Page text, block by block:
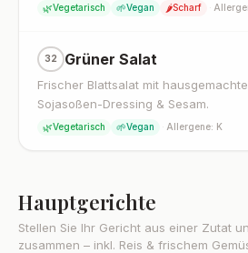
🌿Vegetarisch 🌱Vegan 🌶️Scharf ·
32 Grüner Salat
Frischer Blattsalat mit
Sojasoßen-Dressing & Sesam.
🌿Vegetarisch 🌱Vegan · Allergene: K
Hauptgerichte
Stellen Sie Ihr Gericht aus einer Zutat
zusammen – inkl. Reis & frischem